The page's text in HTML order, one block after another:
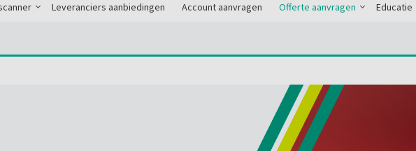
Leveranciers aanbiedingen Account aanvragen Offerte aanvragen Educatie